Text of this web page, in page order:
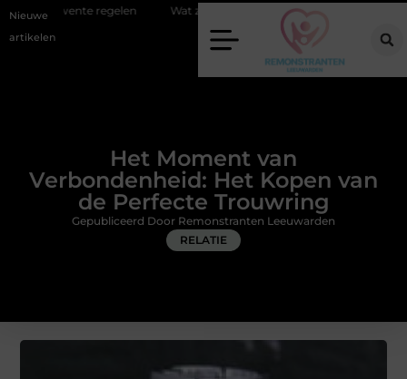
Nieuwe
artikelen
Wat zero-click search betekent voor de toekomst van online
Het Moment van
Verbondenheid: Het Kopen van
de Perfecte Trouwring
RELATIE
Gepubliceerd Door Remonstranten Leeuwarden